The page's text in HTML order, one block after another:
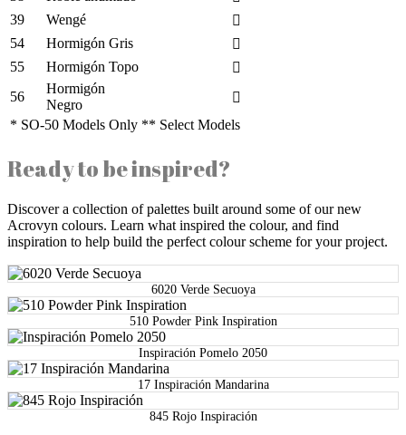
39
Wengé
54
Hormigón Gris
55
Hormigón Topo
56
Hormigón
Negro
* SO-50 Models Only ** Select Models
Ready to be inspired?
Discover a collection of palettes built around some of our new
Acrovyn colours. Learn what inspired the colour, and find
inspiration to help build the perfect colour scheme for your project.
6020 Verde Secuoya
510 Powder Pink Inspiration
Inspiración Pomelo 2050
17 Inspiración Mandarina
845 Rojo Inspiración